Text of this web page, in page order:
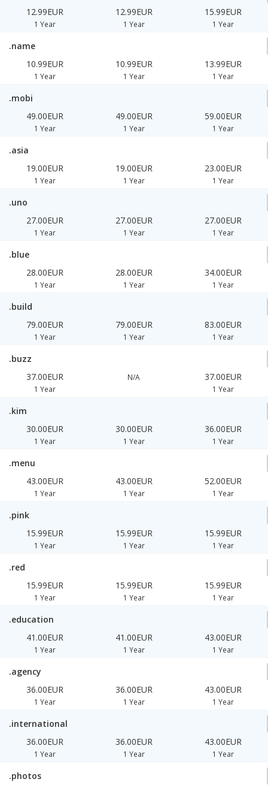
12.99EUR
1 Year
12.99EUR
1 Year
15.99EUR
1 Year
.name
10.99EUR
1 Year
10.99EUR
1 Year
13.99EUR
1 Year
.mobi
49.00EUR
1 Year
49.00EUR
1 Year
59.00EUR
1 Year
.asia
19.00EUR
1 Year
19.00EUR
1 Year
23.00EUR
1 Year
.uno
27.00EUR
1 Year
27.00EUR
1 Year
27.00EUR
1 Year
.blue
28.00EUR
1 Year
28.00EUR
1 Year
34.00EUR
1 Year
.build
79.00EUR
1 Year
79.00EUR
1 Year
83.00EUR
1 Year
.buzz
37.00EUR
1 Year
N/A 37.00EUR
1 Year
.kim
30.00EUR
1 Year
30.00EUR
1 Year
36.00EUR
1 Year
.menu
43.00EUR
1 Year
43.00EUR
1 Year
52.00EUR
1 Year
.pink
15.99EUR
1 Year
15.99EUR
1 Year
15.99EUR
1 Year
.red
15.99EUR
1 Year
15.99EUR
1 Year
15.99EUR
1 Year
.education
41.00EUR
1 Year
41.00EUR
1 Year
43.00EUR
1 Year
.agency
36.00EUR
1 Year
36.00EUR
1 Year
43.00EUR
1 Year
.international
36.00EUR
1 Year
36.00EUR
1 Year
43.00EUR
1 Year
.photos